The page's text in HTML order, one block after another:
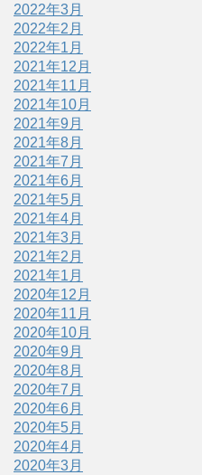
2022年3月
2022年2月
2022年1月
2021年12月
2021年11月
2021年10月
2021年9月
2021年8月
2021年7月
2021年6月
2021年5月
2021年4月
2021年3月
2021年2月
2021年1月
2020年12月
2020年11月
2020年10月
2020年9月
2020年8月
2020年7月
2020年6月
2020年5月
2020年4月
2020年3月